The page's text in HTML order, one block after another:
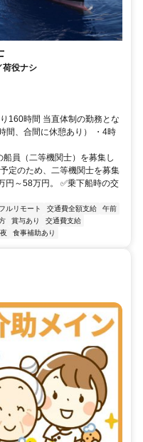
荷役ナシ
160時間 当直体制の勤務とな
間、合間に休憩あり） ・4時
員（二等機関士）を募集し
定のため、二等機関士を募集
～58万円。 ✅乗下船時の交
フルリモート 交通費全額支給
午前
賞与あり
交通費支給
食事補助あり